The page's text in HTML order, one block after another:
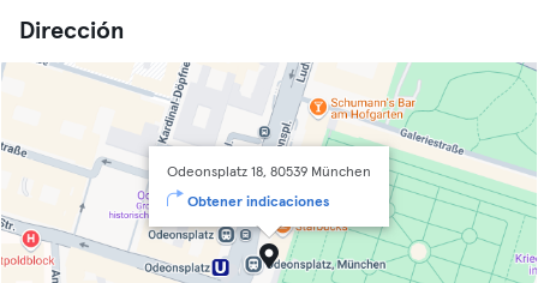
Dirección
Odeonsplatz 18, 80539 München
Obtener indicaciones